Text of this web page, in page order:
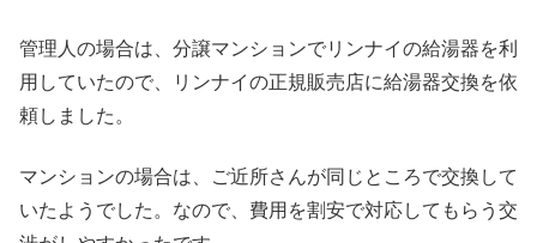
管理人の場合は、分譲マンションでリンナイの給湯器を利
用していたので、リンナイの正規販売店に給湯器交換を依
頼しました。
マンションの場合は、ご近所さんが同じところで交換して
いたようでした。なので、費用を割安で対応してもらう交